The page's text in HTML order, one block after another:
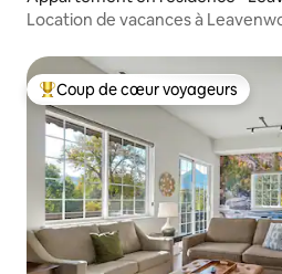
Coups de cœur voyageurs les
Coup de cœur voyageurs